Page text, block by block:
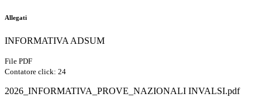
Allegati
INFORMATIVA ADSUM
File PDF
Contatore click: 24
2026_INFORMATIVA_PROVE_NAZIONALI INVALSI.pdf